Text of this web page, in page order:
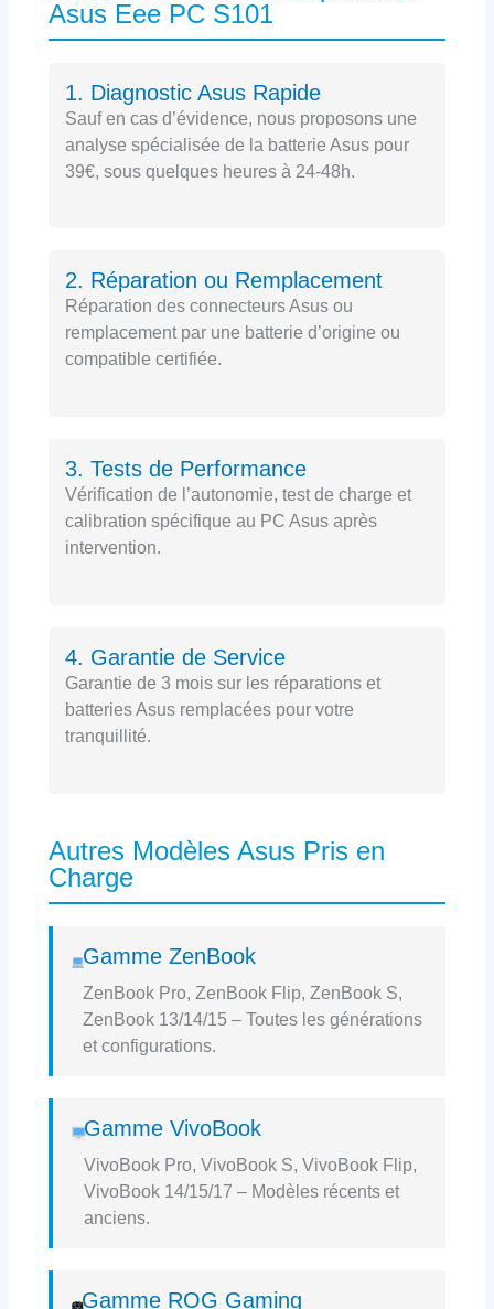
Asus Eee PC S101
1. Diagnostic Asus Rapide
Sauf en cas d’évidence, nous proposons une
analyse spécialisée de la batterie Asus pour
39€, sous quelques heures à 24-48h.
2. Réparation ou Remplacement
Réparation des connecteurs Asus ou
remplacement par une batterie d’origine ou
compatible certifiée.
3. Tests de Performance
Vérification de l’autonomie, test de charge et
calibration spécifique au PC Asus après
intervention.
4. Garantie de Service
Garantie de 3 mois sur les réparations et
batteries Asus remplacées pour votre
tranquillité.
Autres Modèles Asus Pris en
Charge
Gamme ZenBook
ZenBook Pro, ZenBook Flip, ZenBook S,
ZenBook 13/14/15 – Toutes les générations
et configurations.
Gamme VivoBook
VivoBook Pro, VivoBook S, VivoBook Flip,
VivoBook 14/15/17 – Modèles récents et
anciens.
Gamme ROG Gaming